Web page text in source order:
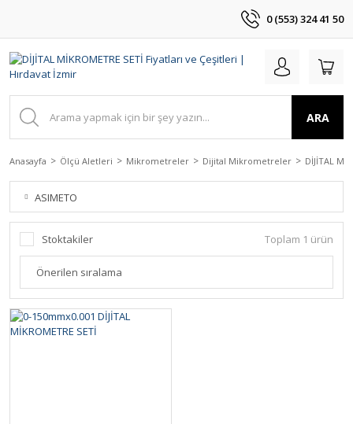
0 (553) 324 41 50
ARA
Anasayfa Ölçü Aletleri Mikrometreler Dijital Mikrometreler DİJİTAL
ASIMETO
Stoktakiler Toplam 1 ürün